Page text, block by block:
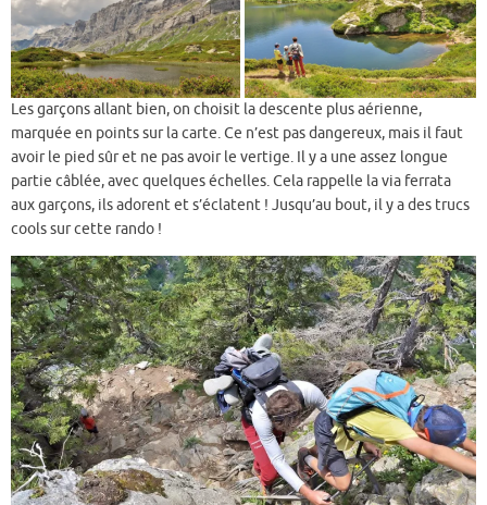
Les garçons allant bien, on choisit la descente plus aérienne,
marquée en points sur la carte. Ce n’est pas dangereux, mais il faut
avoir le pied sûr et ne pas avoir le vertige. Il y a une assez longue
partie câblée, avec quelques échelles. Cela rappelle la via ferrata
aux garçons, ils adorent et s’éclatent ! Jusqu’au bout, il y a des trucs
cools sur cette rando !